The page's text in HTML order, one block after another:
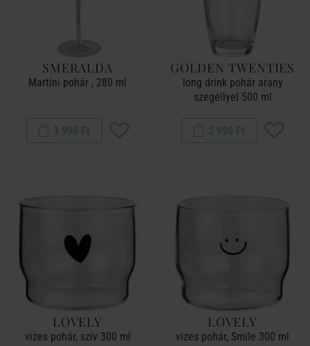
SMERALDA
Martini pohár , 280 ml
3 990 Ft
GOLDEN TWENTIES
long drink pohár arany
szegéllyel 500 ml
2 990 Ft
LOVELY
vizes pohár, szív 300 ml
LOVELY
vizes pohár, Smile 300 ml